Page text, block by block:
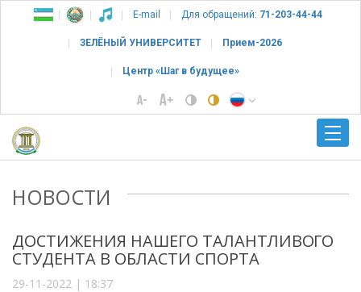
E-mail Для обращений: 71-203-44-44
ЗЕЛЁНЫЙ УНИВЕРСИТЕТ Прием-2026
Центр «Шаг в будущее»
НОВОСТИ
ДОСТИЖЕНИЯ НАШЕГО ТАЛАНТЛИВОГО
СТУДЕНТА В ОБЛАСТИ СПОРТА
29-11-2022 | 18:37